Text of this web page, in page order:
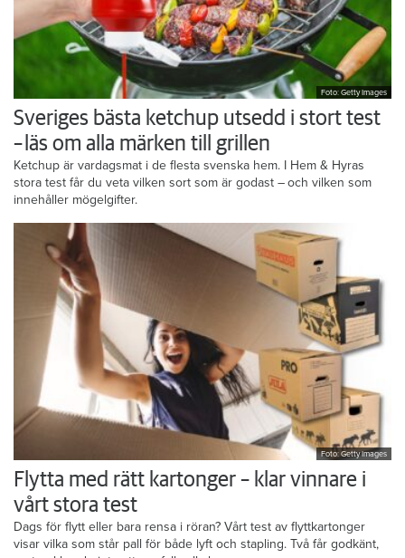
Foto: Getty Images
Sveriges bästa ketchup utsedd i stort test
– läs om alla märken till grillen
Ketchup är vardagsmat i de flesta svenska hem. I Hem & Hyras
stora test får du veta vilken sort som är godast – och vilken som
innehåller mögelgifter.
Foto: Getty Images
Flytta med rätt kartonger – klar vinnare i
vårt stora test
Dags för flytt eller bara rensa i röran? Vårt test av flyttkartonger
visar vilka som står pall för både lyft och stapling. Två får godkänt,